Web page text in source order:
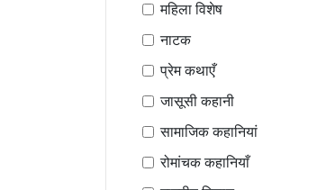
महिला विशेष
नाटक
प्रेम कथाएँ
जासूसी कहानी
सामाजिक कहानियां
रोमांचक कहानियाँ